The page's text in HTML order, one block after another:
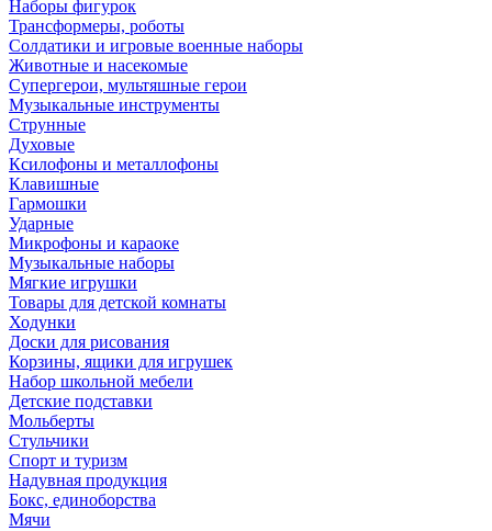
Наборы фигурок
Трансформеры, роботы
Солдатики и игровые военные наборы
Животные и насекомые
Супергерои, мультяшные герои
Музыкальные инструменты
Струнные
Духовые
Ксилофоны и металлофоны
Клавишные
Гармошки
Ударные
Микрофоны и караоке
Музыкальные наборы
Мягкие игрушки
Товары для детской комнаты
Ходунки
Доски для рисования
Корзины, ящики для игрушек
Набор школьной мебели
Детские подставки
Мольберты
Стульчики
Спорт и туризм
Надувная продукция
Бокс, единоборства
Мячи